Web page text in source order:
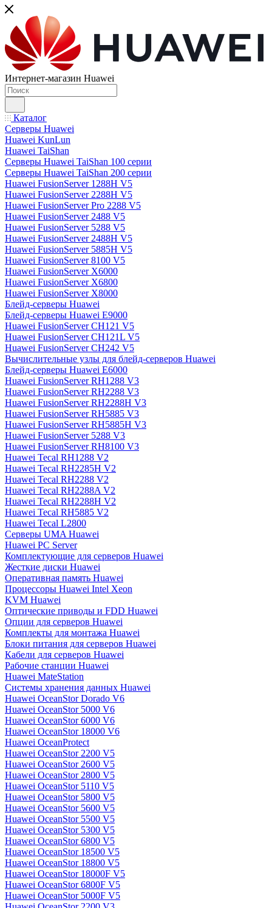
Интернет-магазин Huawei
Каталог
Серверы Huawei
Huawei KunLun
Huawei TaiShan
Серверы Huawei TaiShan 100 серии
Серверы Huawei TaiShan 200 серии
Huawei FusionServer 1288H V5
Huawei FusionServer 2288H V5
Huawei FusionServer Pro 2288 V5
Huawei FusionServer 2488 V5
Huawei FusionServer 5288 V5
Huawei FusionServer 2488H V5
Huawei FusionServer 5885H V5
Huawei FusionServer 8100 V5
Huawei FusionServer X6000
Huawei FusionServer X6800
Huawei FusionServer X8000
Блейд-серверы Huawei
Блейд-серверы Huawei E9000
Huawei FusionServer CH121 V5
Huawei FusionServer CH121L V5
Huawei FusionServer CH242 V5
Вычислительные узлы для блейд-серверов Huawei
Блейд-серверы Huawei E6000
Huawei FusionServer RH1288 V3
Huawei FusionServer RH2288 V3
Huawei FusionServer RH2288H V3
Huawei FusionServer RH5885 V3
Huawei FusionServer RH5885H V3
Huawei FusionServer 5288 V3
Huawei FusionServer RH8100 V3
Huawei Tecal RH1288 V2
Huawei Tecal RH2285H V2
Huawei Tecal RH2288 V2
Huawei Tecal RH2288A V2
Huawei Tecal RH2288H V2
Huawei Tecal RH5885 V2
Huawei Tecal L2800
Серверы UMA Huawei
Huawei PC Server
Комплектующие для серверов Huawei
Жесткие диски Huawei
Оперативная память Huawei
Процессоры Huawei Intel Xeon
KVM Huawei
Оптические приводы и FDD Huawei
Опции для серверов Huawei
Комплекты для монтажа Huawei
Блоки питания для серверов Huawei
Кабели для серверов Huawei
Рабочие станции Huawei
Huawei MateStation
Системы хранения данных Huawei
Huawei OceanStor Dorado V6
Huawei OceanStor 5000 V6
Huawei OceanStor 6000 V6
Huawei OceanStor 18000 V6
Huawei OceanProtect
Huawei OceanStor 2200 V5
Huawei OceanStor 2600 V5
Huawei OceanStor 2800 V5
Huawei OceanStor 5110 V5
Huawei OceanStor 5800 V5
Huawei OceanStor 5600 V5
Huawei OceanStor 5500 V5
Huawei OceanStor 5300 V5
Huawei OceanStor 6800 V5
Huawei OceanStor 18500 V5
Huawei OceanStor 18800 V5
Huawei OceanStor 18000F V5
Huawei OceanStor 6800F V5
Huawei OceanStor 5000F V5